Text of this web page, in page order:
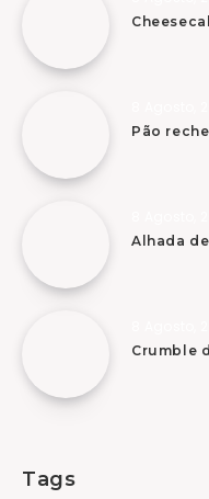
Pão
Alhada
Crumble
Tags